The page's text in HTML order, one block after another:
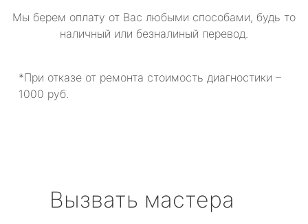
Мы берем оплату от Вас любыми способами, будь то
наличный или безналиный перевод.
*При отказе от ремонта стоимость диагностики –
1000 руб.
Вызвать мастера